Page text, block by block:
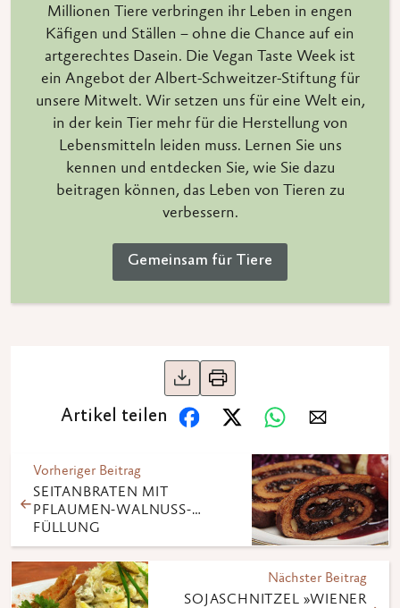
Millionen Tiere verbringen ihr Leben in engen
Käfigen und Ställen – ohne die Chance auf ein
artgerechtes Dasein. Die Vegan Taste Week ist
ein Angebot der Albert-Schweitzer-Stiftung für
unsere Mitwelt. Wir setzen uns für eine Welt ein,
in der kein Tier mehr für die Herstellung von
Lebensmitteln leiden muss. Lernen Sie uns
kennen und entdecken Sie, wie Sie dazu
beitragen können, das Leben von Tieren zu
verbessern.
Gemeinsam für Tiere
Artikel teilen
Vorheriger Beitrag
SEITANBRATEN MIT
PFLAUMEN-WALNUSS-
FÜLLUNG
Nächster Beitrag
SOJASCHNITZEL »WIENER